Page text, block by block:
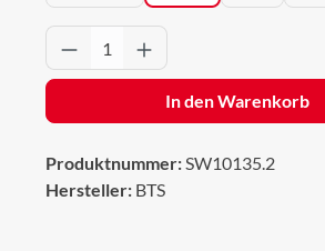
Produkt Anzahl: Gib den
In den Warenkorb
Produktnummer:SW10135.2
Hersteller: BTS